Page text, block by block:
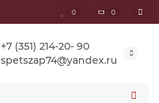
0 0
+7 (351) 214-20- 90
spetszap74@yandex.ru